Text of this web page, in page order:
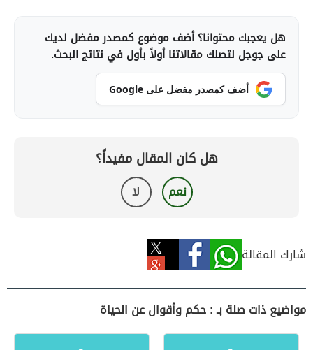
هل يعجبك محتوانا؟ أضف موضوع كمصدر مفضل لديك
على جوجل لتصلك مقالاتنا أولاً بأول في نتائج البحث.
أضف كمصدر مفضل على Google
هل كان المقال مفيداً؟
نعم لا
شارك المقالة
مواضيع ذات صلة بـ : حكم وأقوال عن الحياة